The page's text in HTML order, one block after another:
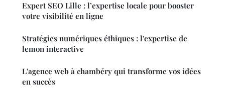
Expert SEO Lille : l’expertise locale pour booster
votre visibilité en ligne
Stratégies numériques éthiques : l'expertise de
lemon interactive
L'agence web à chambéry qui transforme vos idées
en succès